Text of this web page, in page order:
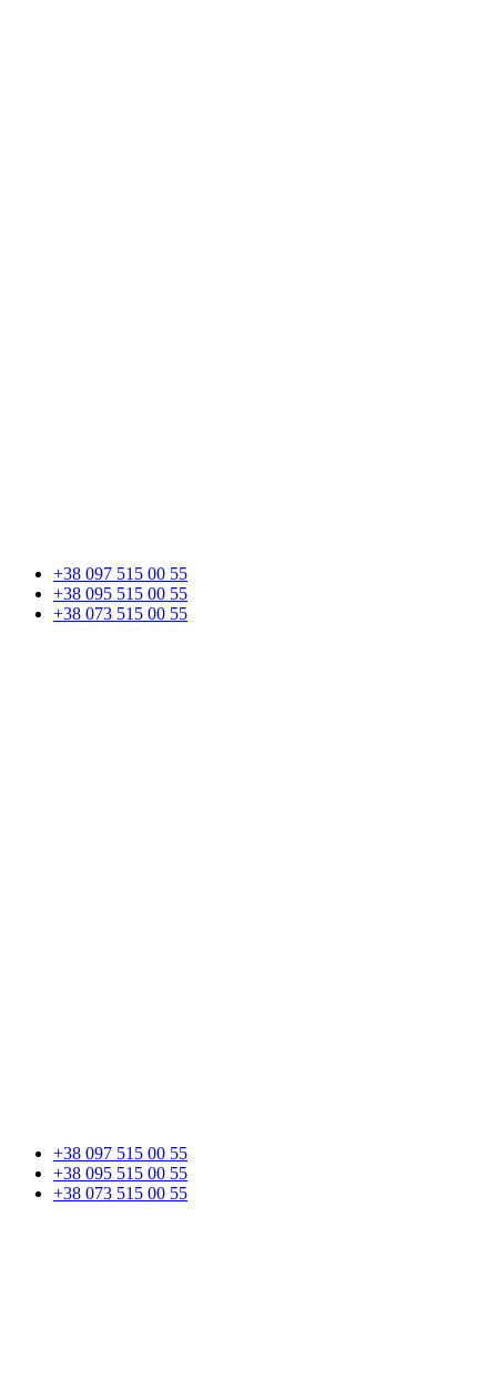
+38 097 515 00 55
+38 095 515 00 55
+38 073 515 00 55
+38 097 515 00 55
+38 095 515 00 55
+38 073 515 00 55